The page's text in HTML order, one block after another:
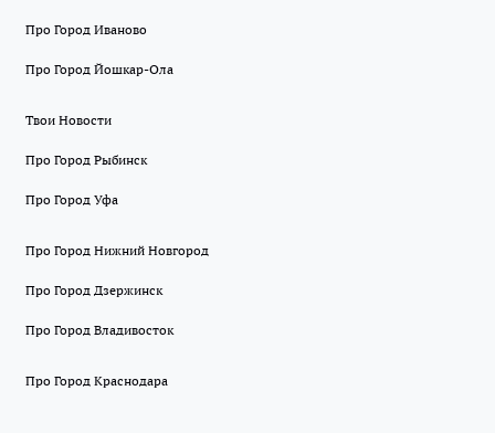
Про Город Иваново
Про Город Йошкар-Ола
Твои Новости
Про Город Рыбинск
Про Город Уфа
Про Город Нижний Новгород
Про Город Дзержинск
Про Город Владивосток
Про Город Краснодара